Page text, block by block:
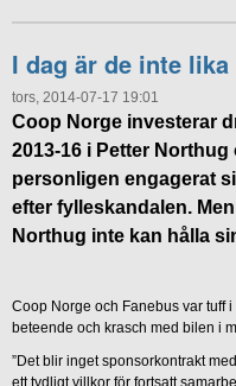
I dag är de inte
tors, 2014-07-17 19:01
Coop Norge investerar
2013-16 i Petter
personligen engagerat
efter fylleskandalen.
Northug inte kan hålla
Coop Norge och Fanebus var tuff
beteende och krasch med bilen i
”Det blir inget sponsorkontrakt
ett tydligt villkor för fortsatt